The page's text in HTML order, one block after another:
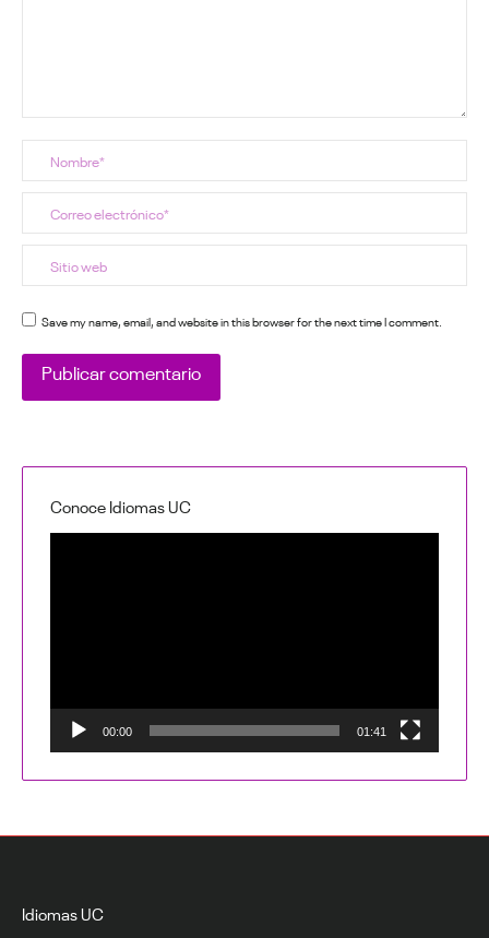
Save my name, email, and website in this browser for the next time I comment.
Publicar comentario
Conoce Idiomas UC
00:00 01:41
Idiomas UC